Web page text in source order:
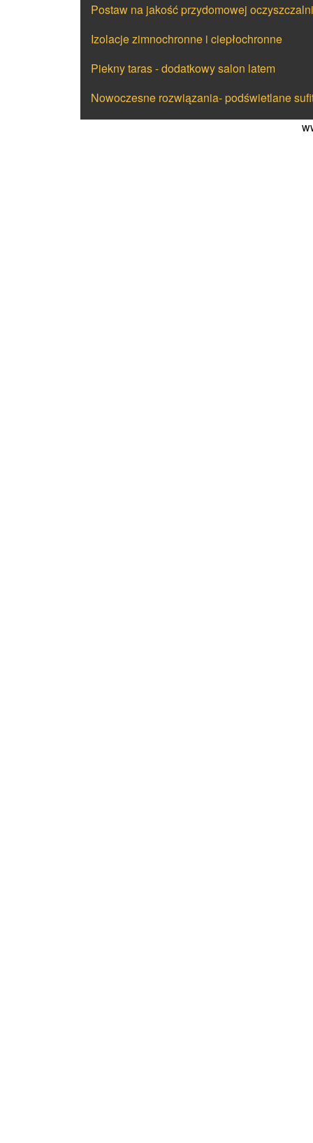
Postaw na jakość przydomowej oczyszczalni
Izolacje zimnochronne i ciepłochronne
Piekny taras - dodatkowy salon latem
Nowoczesne rozwiązania- podświetlane